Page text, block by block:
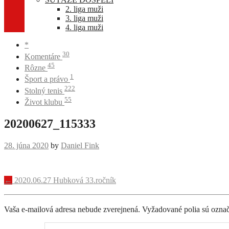
2. liga muži
3. liga muži
4. liga muži
*
Komentáre 30
Rôzne 45
Šport a právo 1
Stolný tenis 222
Život klubu 55
20200627_115333
28. júna 2020 by Daniel Fink
Navigácia
príspevku
← 2020.06.27 Hubková 33.ročník
Vaša e-mailová adresa nebude zverejnená. Vyžadované polia sú